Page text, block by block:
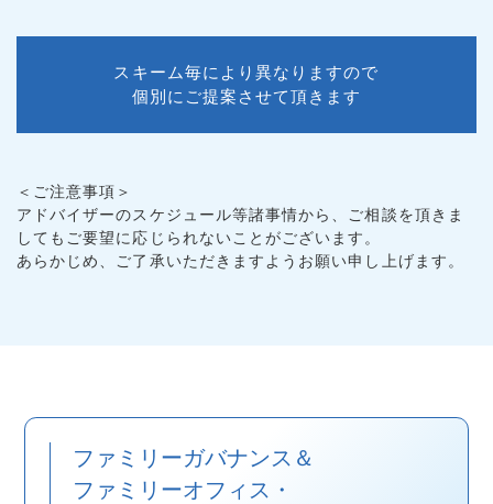
スキーム毎により異なりますので
個別にご提案させて頂きます
＜ご注意事項＞
アドバイザーのスケジュール等諸事情から、ご相談を頂きま
してもご要望に応じられないことがございます。
あらかじめ、ご了承いただきますようお願い申し上げます。
ファミリーガバナンス＆
ファミリーオフィス・